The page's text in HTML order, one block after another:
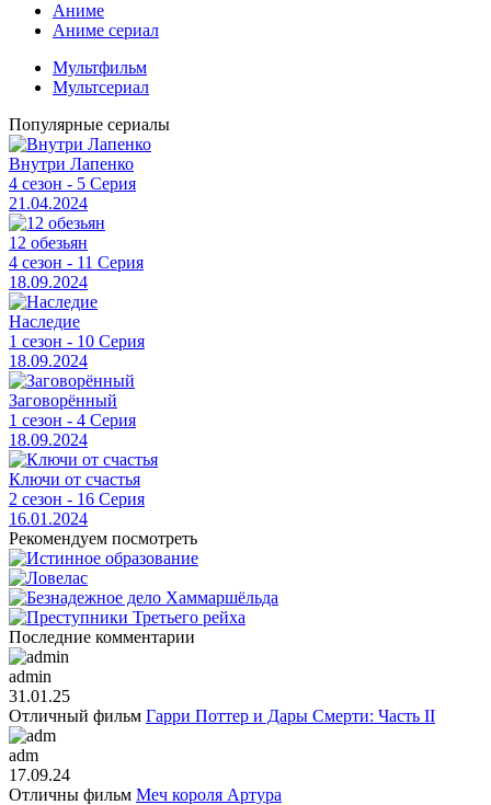
Аниме
Аниме сериал
Мультфильм
Мультсериал
Популярные сериалы
Внутри Лапенко
4 сезон - 5 Серия
21.04.2024
12 обезьян
4 сезон - 11 Серия
18.09.2024
Наследие
1 сезон - 10 Серия
18.09.2024
Заговорённый
1 сезон - 4 Серия
18.09.2024
Ключи от счастья
2 сезон - 16 Серия
16.01.2024
Рекомендуем посмотреть
Последние комментарии
admin
31.01.25
Отличный фильм Гарри Поттер и Дары Смерти: Часть II
adm
17.09.24
Отличны фильм Меч короля Артура